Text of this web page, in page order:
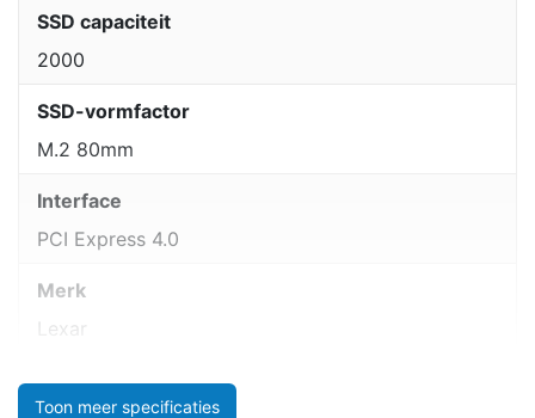
SSD capaciteit
2000
SSD-vormfactor
M.2 80mm
Interface
PCI Express 4.0
Merk
Lexar
Toon meer specificaties